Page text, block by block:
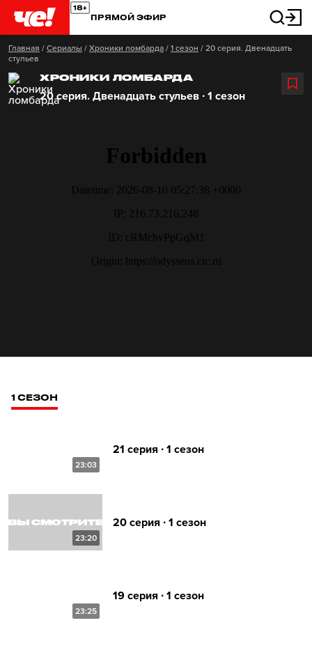
ПРЯМОЙ ЭФИР
Главная / Сериалы / Хроники ломбарда / 1 сезон / 20 серия. Двенадцать
стульев
ХРОНИКИ ЛОМБАРДА
20 серия. Двенадцать стульев ∙ 1 сезон
1 СЕЗОН
23:03
21 серия ∙ 1 сезон
23:20
20 серия ∙ 1 сезон
23:25
19 серия ∙ 1 сезон